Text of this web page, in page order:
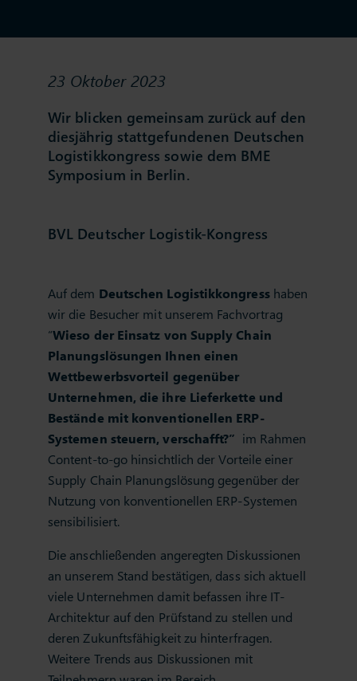
23 Oktober 2023
Wir blicken gemeinsam zurück auf den
diesjährig stattgefundenen Deutschen
Logistikkongress sowie dem BME
Symposium in Berlin.
BVL Deutscher Logistik-Kongress
Auf dem Deutschen Logistikkongresshaben
wir die Besucher mit unserem Fachvortrag
“Wieso der Einsatz von Supply Chain
Planungslösungen Ihnen einen
Wettbewerbsvorteil gegenüber
Unternehmen, die ihre Lieferkette und
Bestände mit konventionellen ERP-
Systemen steuern, verschafft?” im Rahmen
Content-to-go hinsichtlich der Vorteile einer
Supply Chain Planungslösung gegenüber der
Nutzung von konventionellen ERP-Systemen
sensibilisiert.
Die anschließenden angeregten Diskussionen
an unserem Stand bestätigen, dass sich aktuell
viele Unternehmen damit befassen ihre IT-
Architektur auf den Prüfstand zu stellen und
deren Zukunftsfähigkeit zu hinterfragen.
Weitere Trends aus Diskussionen mit